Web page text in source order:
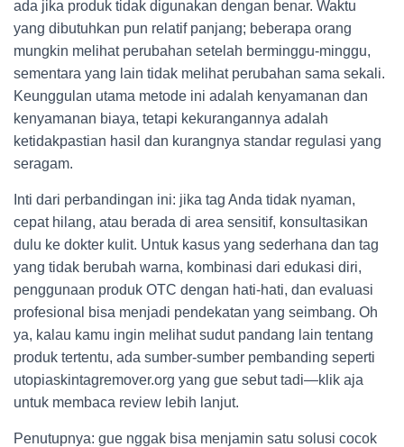
ada jika produk tidak digunakan dengan benar. Waktu
yang dibutuhkan pun relatif panjang; beberapa orang
mungkin melihat perubahan setelah berminggu-minggu,
sementara yang lain tidak melihat perubahan sama sekali.
Keunggulan utama metode ini adalah kenyamanan dan
kenyamanan biaya, tetapi kekurangannya adalah
ketidakpastian hasil dan kurangnya standar regulasi yang
seragam.
Inti dari perbandingan ini: jika tag Anda tidak nyaman,
cepat hilang, atau berada di area sensitif, konsultasikan
dulu ke dokter kulit. Untuk kasus yang sederhana dan tag
yang tidak berubah warna, kombinasi dari edukasi diri,
penggunaan produk OTC dengan hati-hati, dan evaluasi
profesional bisa menjadi pendekatan yang seimbang. Oh
ya, kalau kamu ingin melihat sudut pandang lain tentang
produk tertentu, ada sumber-sumber pembanding seperti
utopiaskintagremover.org yang gue sebut tadi—klik aja
untuk membaca review lebih lanjut.
Penutupnya: gue nggak bisa menjamin satu solusi cocok